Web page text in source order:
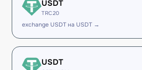
USDT
TRC20
exchange USDT на USDT →
USDT